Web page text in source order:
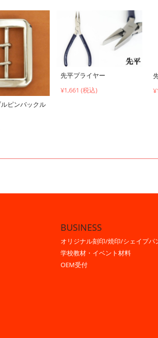
ピンバックル
先平プライヤー
¥1,661 (税込)
BUSINESS
オリジナル刻印/焼印/シェイプパ
学校教材・イベント材料
OEM受付